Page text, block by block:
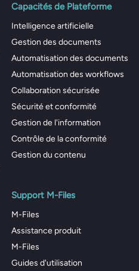
Capacités de Plateforme
Intelligence artificielle
Gestion des documents
Automatisation des documents
Automatisation des workflows
Collaboration sécurisée
Sécurité et conformité
Gestion de l'information
Contrôle de la conformité
Gestion du contenu
Support M-Files
M-Files
Assistance produit
M-Files
Guides d'utilisation